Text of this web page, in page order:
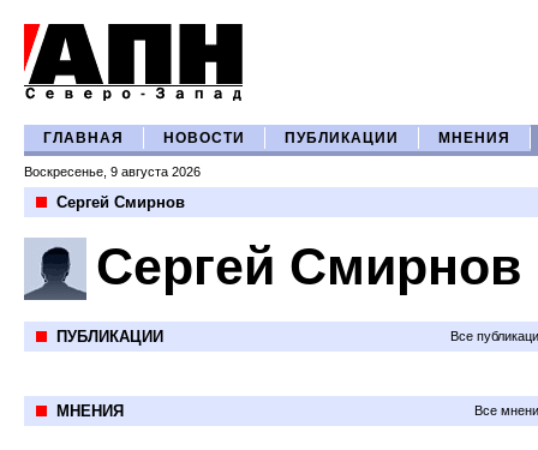
ГЛАВНАЯ НОВОСТИ ПУБЛИКАЦИИ МНЕНИЯ
Воскресенье, 9 августа 2026
Сергей Смирнов
Сергей Смирнов
ПУБЛИКАЦИИ Все
МНЕНИЯ Все